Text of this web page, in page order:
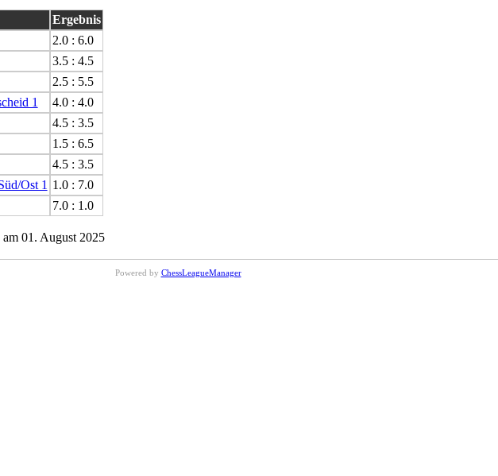
Ergebnis
2.0 : 6.0
3.5 : 4.5
2.5 : 5.5
1
4.0 : 4.0
4.5 : 3.5
1.5 : 6.5
4.5 : 3.5
Ost 1 1.0 : 7.0
7.0 : 1.0
01. August 2025
Powered by ChessLeagueManager